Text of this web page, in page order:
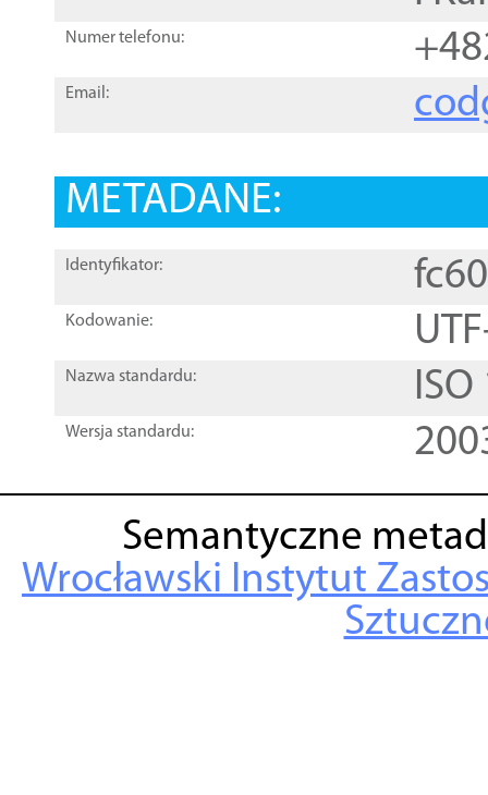
Numer telefonu:
Email:
METADANE:
Identyfikator:
Kodowanie:
Nazwa standardu:
Wersja standardu:
Semantyczne
Wrocławski Instytut